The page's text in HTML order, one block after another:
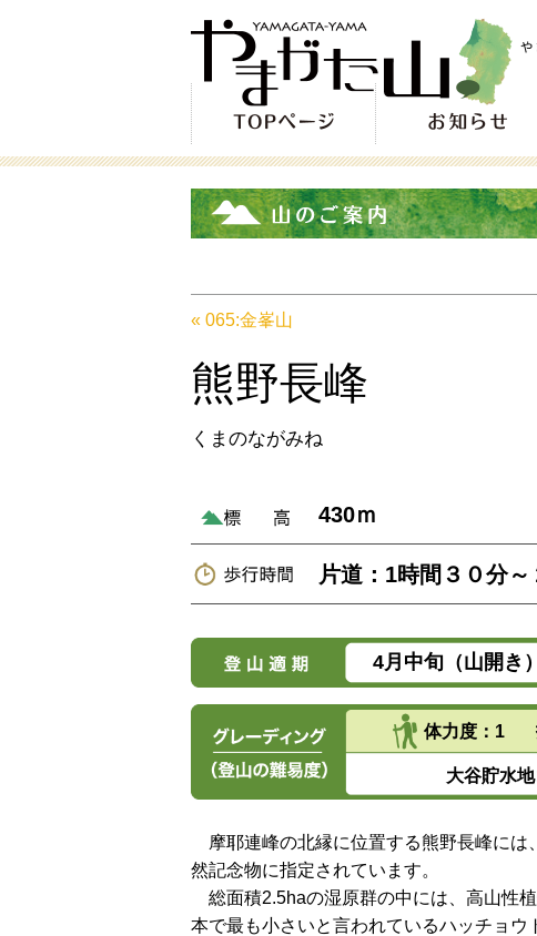
« 065:金峯山
熊野長峰
くまのながみね
430ｍ
片道：1時間３０分～
4月中旬（山開き
体力度：1
大谷貯水
摩耶連峰の北縁に位置する熊野長峰には
然記念物に指定されています。
総面積2.5haの湿原群の中には、高山性
本で最も小さいと言われているハッチョ